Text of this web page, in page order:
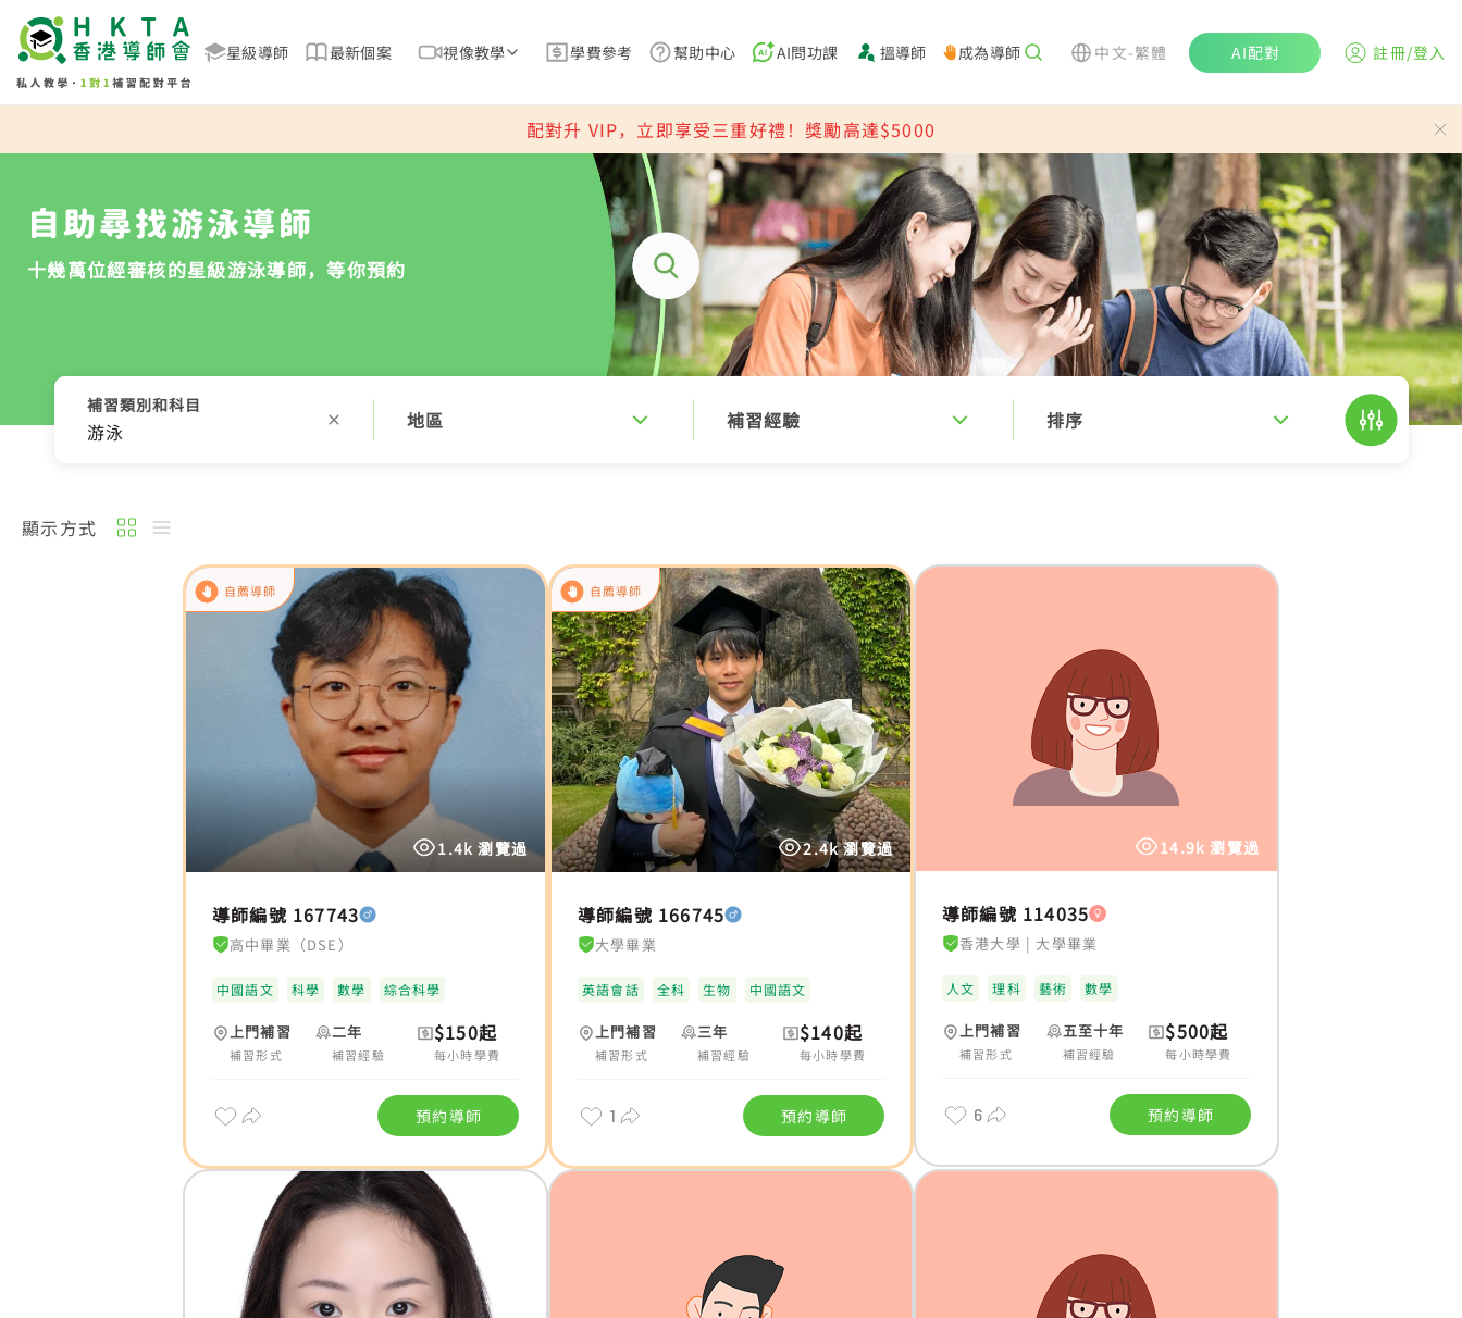
星級導師 最新個案 視像教學 學費參考 幫助中心 AI問功課 搵導師 成為導師 中文-繁體 AI配對 註冊/登入
配對升 VIP，立即享受三重好禮！獎勵高達$5000
自助尋找游泳導師
十幾萬位經審核的星級游泳導師，等你預約
補習類別和科目
游泳 地區 補習經驗 排序
顯示方式
自薦導師
1.4k 瀏覽過
導師編號 167743
高中畢業（DSE）
中國語文 科學 數學 綜合科學
上門補習
補習形式
二年
補習經驗
$150起
每小時學費
預約導師
自薦導師
2.4k 瀏覽過
導師編號 166745
大學畢業
英語會話 全科 生物 中國語文
上門補習
補習形式
三年
補習經驗
$140起
每小時學費
1 預約導師
14.9k 瀏覽過
導師編號 114035
香港大學 | 大學畢業
人文 理科 藝術 數學
上門補習
補習形式
五至十年
補習經驗
$500起
每小時學費
6 預約導師